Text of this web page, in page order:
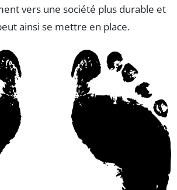
vers une société plus durable et
ainsi se mettre en place.